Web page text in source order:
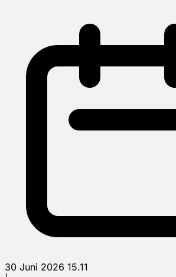
30 Juni 2026 15.11